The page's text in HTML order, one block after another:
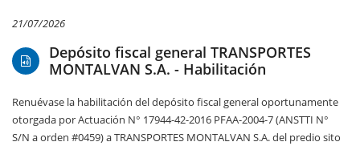
21/07/2026
Depósito fiscal general TRANSPORTES
MONTALVAN S.A. - Habilitación
Renuévase la habilitación del depósito fiscal general oportunamente
otorgada por Actuación N° 17944-42-2016 PFAA-2004-7 (ANSTTI N°
S/N a orden #0459) a TRANSPORTES MONTALVAN S.A. del predio sito